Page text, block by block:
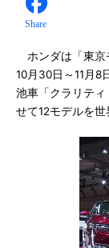
Share
ホンダは「東京
10月30日～11月8
池車「クラリテ
せて12モデルを世